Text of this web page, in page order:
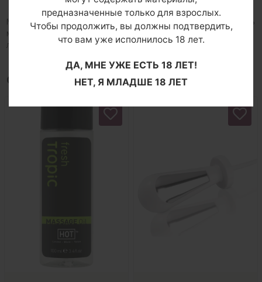
Матовые колготки из наномикрофибры (шелковистые и очень
мягкие, износоустойчивые), плоские швы и хлопковая
ластовица. Плотность - 10 ден.
С этим товаром покупают
предназначенные только для взрослых.
Чтобы продолжить, вы должны подтвердить,
что вам уже исполнилось 18 лет.
ДА, МНЕ УЖЕ ЕСТЬ 18 ЛЕТ!
НЕТ, Я МЛАДШЕ 18 ЛЕТ